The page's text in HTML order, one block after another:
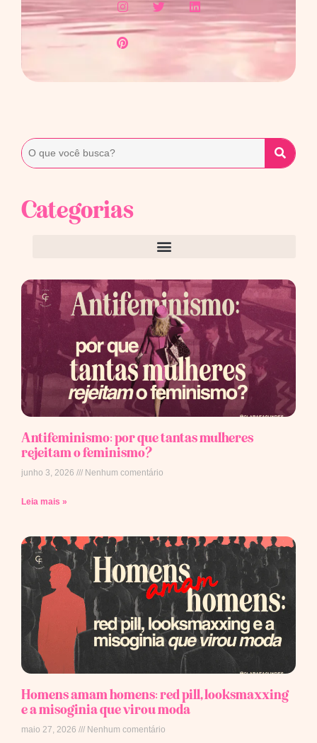
Categorias
Antifeminismo: por que tantas mulheres
rejeitam o feminismo?
junho 3, 2026 Nenhum comentário
Leia mais »
Homens amam homens: red pill, looksmaxxing
e a misoginia que virou moda
maio 27, 2026 Nenhum comentário